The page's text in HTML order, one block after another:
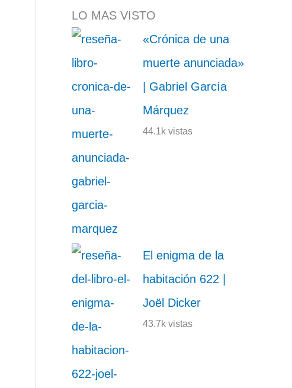
LO MAS VISTO
«Crónica de una
muerte anunciada»
| Gabriel García
Márquez
44.1k vistas
El enigma de la
habitación 622 |
Joël Dicker
43.7k vistas